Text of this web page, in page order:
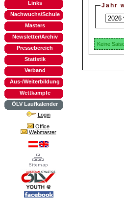
Links
Nachwuchs/Schule
Masters
Newsletter/Archiv
Pressebereich
Statistik
Verband
Aus-/Weiterbildung
Wettkämpfe
ÖLV Laufkalender
Login
Office
Webmaster
Jahr
Keine